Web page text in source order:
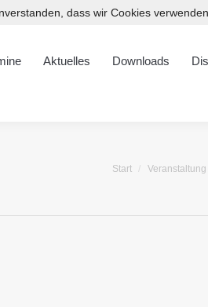
Aktuelles Downloads
Sie befinden sich hier:
Start Veranstaltung
dass wir Cookies verwenden.